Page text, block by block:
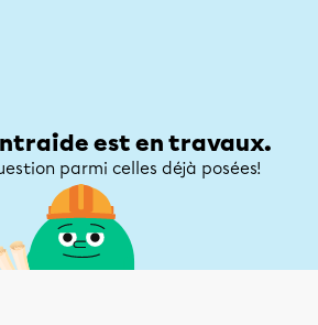
est en travaux.
parmi celles déjà posées!